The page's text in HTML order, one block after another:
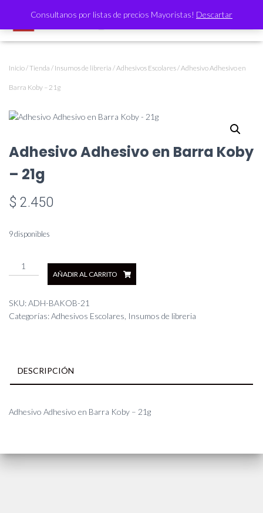
Consultanos por listas de precios Mayoristas! Descartar
Inicio/Tienda / Insumos de libreria /Adhesivos Escolares/ Adhesivo Adhesivo en
Barra Koby – 21g
Adhesivo Adhesivo en Barra Koby
– 21g
$ 2.450
9 disponibles
Adhesivo
Adhesivo
Barra
Koby
AÑADIR AL CARRITO
SKU:ADH-BAKOB-21
Categorías:Adhesivos Escolares Insumos de libreria
DESCRIPCIÓN
Adhesivo Adhesivo en Barra Koby – 21g